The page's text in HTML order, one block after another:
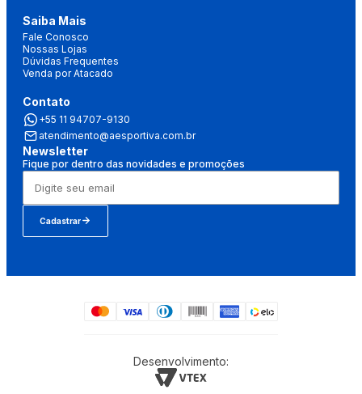
Saiba Mais
Fale Conosco
Nossas Lojas
Dúvidas Frequentes
Venda por Atacado
Contato
+55 11 94707-9130
atendimento@aesportiva.com.br
Newsletter
Fique por dentro das novidades e promoções
Cadastrar
Desenvolvimento: